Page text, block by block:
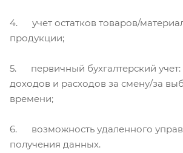
4. учет остатков товаров/
продукции;
5. первичный бухгалтерский учет:
доходов и расходов за смену/за
времени;
6. возможность удаленного
получения данных.